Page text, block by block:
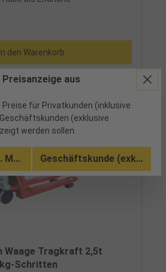
In den Warenkorb
Waage Tragkraft 2,5t
Schritten
aus
Preise für Privatkunden (inklusive
(exklusive
werden sollen.
Geschäftskunde (exkl.